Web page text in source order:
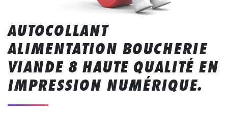
AUTOCOLLANT
ALIMENTATION BOUCHERIE
VIANDE 8 HAUTE QUALITÉ EN
IMPRESSION NUMÉRIQUE.